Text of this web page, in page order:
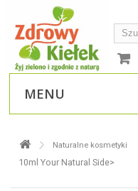
MENU
Naturalne kosmetyki
10ml Your Natural Side>